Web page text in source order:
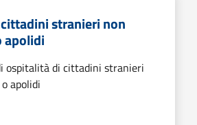
stranieri non
apolidi
ospitalità di cittadini stranieri
apolidi